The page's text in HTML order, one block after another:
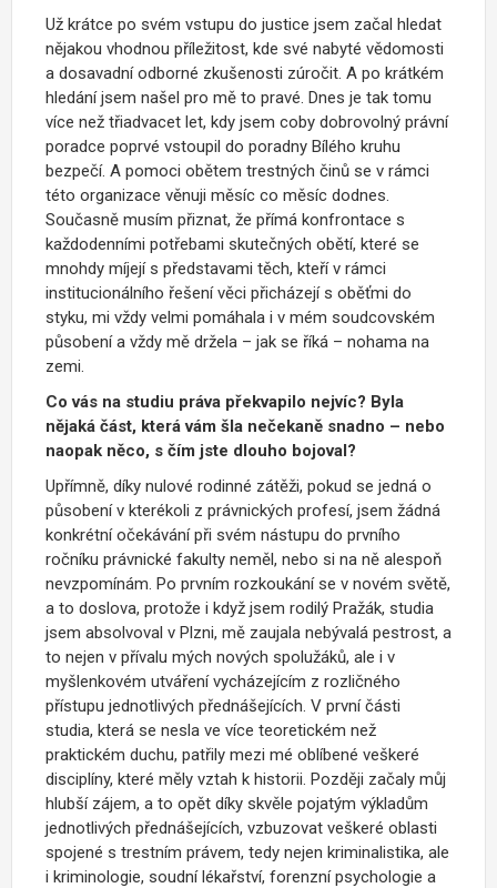
Už krátce po svém vstupu do justice jsem začal hledat
nějakou vhodnou příležitost, kde své nabyté vědomosti
a dosavadní odborné zkušenosti zúročit. A po krátkém
hledání jsem našel pro mě to pravé. Dnes je tak tomu
více než třiadvacet let, kdy jsem coby dobrovolný právní
poradce poprvé vstoupil do poradny Bílého kruhu
bezpečí. A pomoci obětem trestných činů se v rámci
této organizace věnuji měsíc co měsíc dodnes.
Současně musím přiznat, že přímá konfrontace s
každodenními potřebami skutečných obětí, které se
mnohdy míjejí s představami těch, kteří v rámci
institucionálního řešení věci přicházejí s oběťmi do
styku, mi vždy velmi pomáhala i v mém soudcovském
působení a vždy mě držela – jak se říká – nohama na
zemi.
Co vás na studiu práva překvapilo nejvíc? Byla
nějaká část, která vám šla nečekaně snadno – nebo
naopak něco, s čím jste dlouho bojoval?
Upřímně, díky nulové rodinné zátěži, pokud se jedná o
působení v kterékoli z právnických profesí, jsem žádná
konkrétní očekávání při svém nástupu do prvního
ročníku právnické fakulty neměl, nebo si na ně alespoň
nevzpomínám. Po prvním rozkoukání se v novém světě,
a to doslova, protože i když jsem rodilý Pražák, studia
jsem absolvoval v Plzni, mě zaujala nebývalá pestrost, a
to nejen v přívalu mých nových spolužáků, ale i v
myšlenkovém utváření vycházejícím z rozličného
přístupu jednotlivých přednášejících. V první části
studia, která se nesla ve více teoretickém než
praktickém duchu, patřily mezi mé oblíbené veškeré
disciplíny, které měly vztah k historii. Později začaly můj
hlubší zájem, a to opět díky skvěle pojatým výkladům
jednotlivých přednášejících, vzbuzovat veškeré oblasti
spojené s trestním právem, tedy nejen kriminalistika, ale
i kriminologie, soudní lékařství, forenzní psychologie a